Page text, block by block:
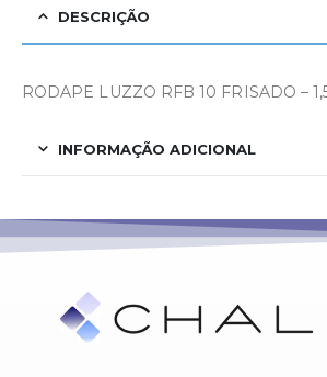
DESCRIÇÃO
RODAPE LUZZO RFB 10 FRISADO –
INFORMAÇÃO ADICIONAL